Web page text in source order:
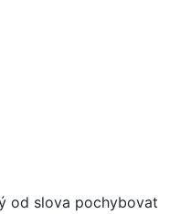
od slova pochybovat